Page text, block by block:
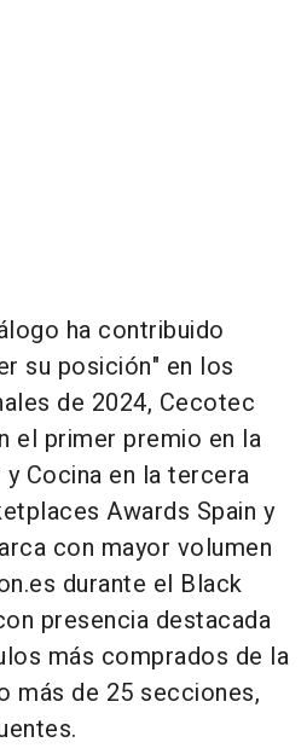
ha contribuido
su posición" en los
de 2024, Cecotec
el primer premio en la
Cocina en la tercera
Awards Spain y
con mayor volumen
durante el Black
presencia destacada
más comprados de la
más de 25 secciones,